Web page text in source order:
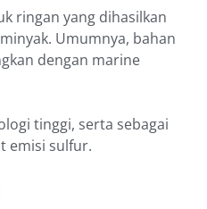
ringan yang dihasilkan
Umumnya, bahan
dengan marine
tinggi, serta sebagai
emisi sulfur.